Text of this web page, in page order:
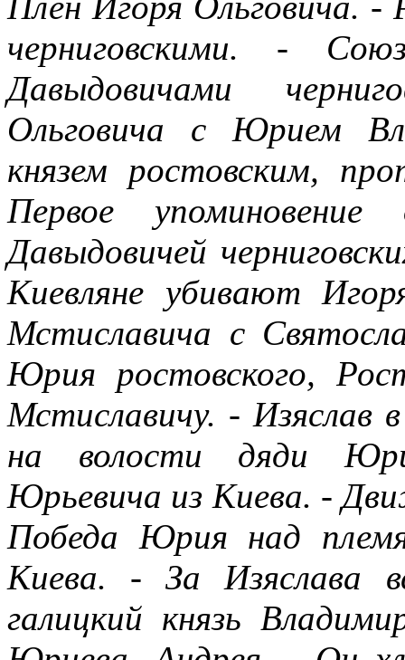
черниговскими. -
Давыдовичами
Ольговича с Юрием
князем ростовским,
Первое
Давыдовичей
Киевляне убивают
Мстиславича с
Юрия ростовского,
Мстиславичу. - Изяслав
на волости дяди
Юрьевича из Киева. -
Победа Юрия над
Киева. - За Изяслава
галицкий князь